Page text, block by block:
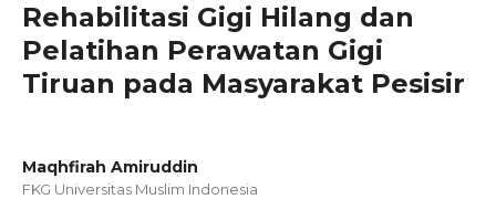
Rehabilitasi Gigi Hilang dan
Pelatihan Perawatan Gigi
Tiruan pada Masyarakat Pesisir
Maqhfirah Amiruddin
FKG Universitas Muslim Indonesia